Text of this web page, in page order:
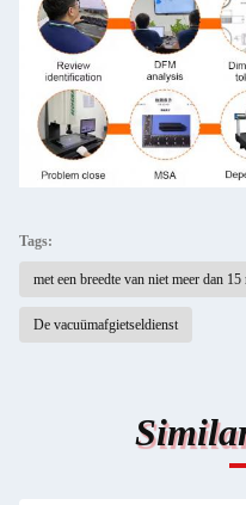
Tags:
met een breedte van niet meer dan 15
De vacuümafgietseldienst